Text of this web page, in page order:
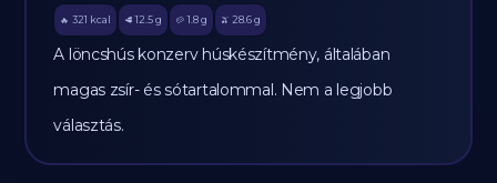
🔥 321 kcal 🥩 12.5 g 🥔 1.8g 🫒 28.6 g
A löncshús konzerv húskészítmény, általában
magas zsír- és sótartalommal. Nem a legjobb
választás.